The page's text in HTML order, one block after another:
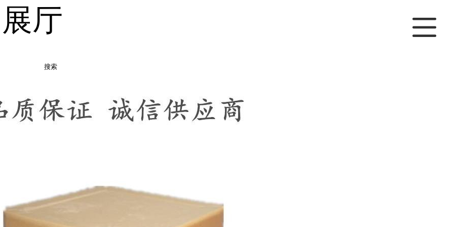
厅
搜索